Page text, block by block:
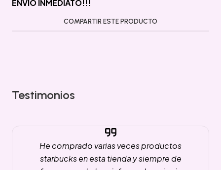
ENVIO INMEDIATO!!!
COMPARTIR ESTE PRODUCTO
Testimonios
He comprado varias veces productos
starbucks en esta tienda y siempre de